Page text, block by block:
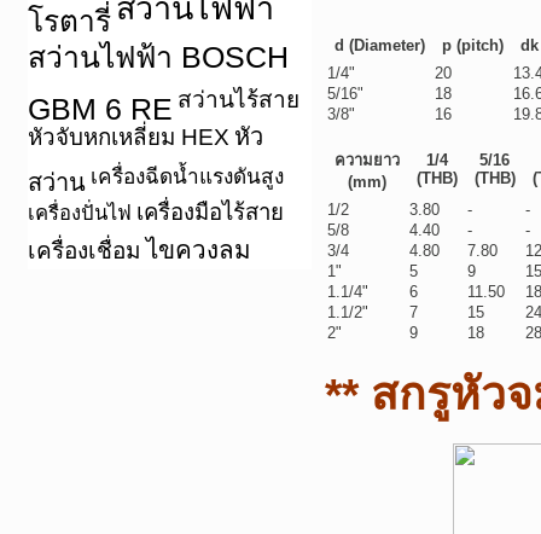
โรตารี่ สว่านไฟฟ้า
สว่านไฟฟ้า BOSCH
GBM 6 RE สว่านไร้สาย
หัวจับหกเหลี่ยม HEX หัว
สว่าน เครื่องฉีดน้ำแรงดันสูง
เครื่องปั่นไฟ เครื่องมือไร้สาย
เครื่องเชื่อม ไขควงลม
d (Diameter) p (pitch)
dk
1/4"
20
5/16"
18
3/8"
16
ความยาว
(mm)
1/4
(THB)
5/16
(THB)
1/2
3.80 -
-
5/8
4.40 -
-
3/4
4.80 7.80
12
1"
5 9
15
1.1/4"
6 11.50
18
1.1/2"
7 15
24
2"
9 18 28
** สกรูหัว